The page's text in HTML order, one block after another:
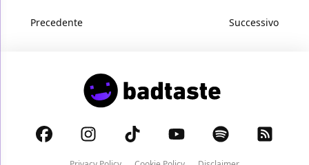
Precedente Successivo